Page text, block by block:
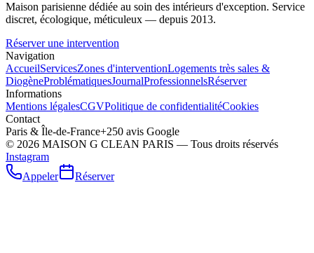
Maison parisienne dédiée au soin des intérieurs d'exception. Service
discret, écologique, méticuleux — depuis 2013.
Réserver une intervention
Navigation
AccueilServicesZones d'interventionLogements très sales &
DiogèneProblématiquesJournalProfessionnelsRéserver
Informations
Mentions légalesCGVPolitique de confidentialitéCookies
Contact
Paris & Île-de-France+250 avis Google
© 2026 MAISON G CLEAN PARIS — Tous droits réservés
Instagram
Appeler
Réserver